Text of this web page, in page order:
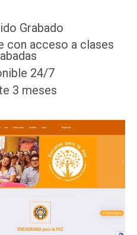
Grabado
con acceso a clases
24/7
3 meses